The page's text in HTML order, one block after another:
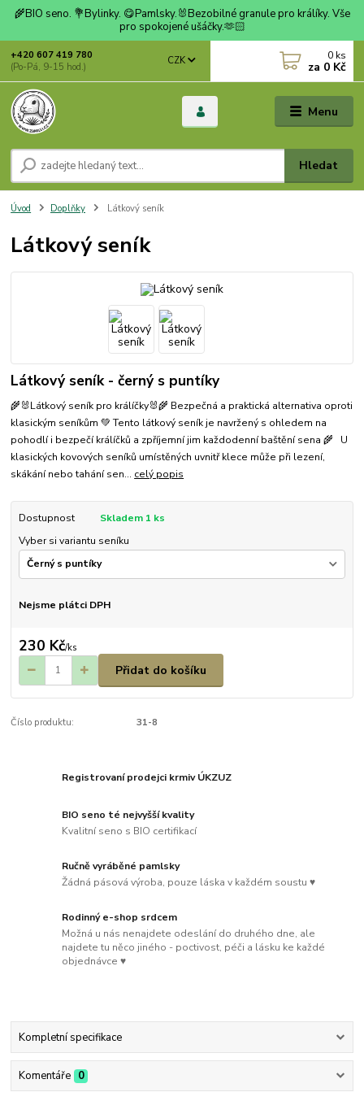
🌾BIO seno. 💐Bylinky. 😋Pamlsky.🐰Bezobilné granule pro králíky. Vše
pro spokojené ušáčky.🫶🏻
Menu
CZK
Hledat
+420 607 419 780
(Po-Pá, 9-15 hod.)
0 ks
za 0 Kč
Úvod Doplňky Látkový seník
Látkový seník
Látkový seník - černý s puntíky
🌾🐰Látkový seník pro králíčky🐰🌾 Bezpečná a praktická alternativa oproti
klasickým seníkům 💚 Tento látkový seník je navržený s ohledem na
pohodlí i bezpečí králíčků a zpříjemní jim každodenní baštění sena 🌾 U
klasických kovových seníků umístěných uvnitř klece může při lezení,
skákání nebo tahání sen... celý popis
Dostupnost
Skladem 1 ks
Vyber si variantu seníku
Nejsme plátci DPH
230 Kč/ks
Přidat do košíku
Číslo produktu: 31-8
Registrovaní prodejci krmiv ÚKZUZ
BIO seno té nejvyšší kvality
Kvalitní seno s BIO certifikací
Ručně vyráběné pamlsky
Žádná pásová výroba, pouze láska v každém soustu ♥
Rodinný e-shop srdcem
Možná u nás nenajdete odeslání do druhého dne, ale
najdete tu něco jiného - poctivost, péči a lásku ke každé
objednávce ♥
Kompletní specifikace
Komentáře 0